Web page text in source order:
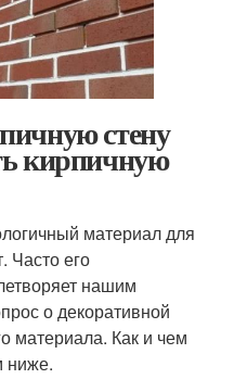
стену
кирпичную
материал для
Часто его
нашим
о декоративной
материала. Как и чем
ниже.